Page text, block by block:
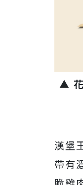
▲ 花
漢堡
帶有